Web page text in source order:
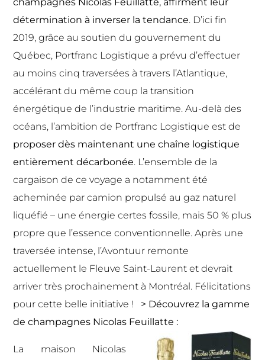
détermination à inverser la tendance. D’ici fin
2019, grâce au soutien du gouvernement du
Québec, Portfranc Logistique a prévu d’effectuer
au moins cinq traversées à travers l’Atlantique,
accélérant du même coup la transition
énergétique de l’industrie maritime. Au-delà des
océans, l’ambition de Portfranc Logistique est de
proposer dès maintenant une chaîne logistique
entièrement décarbonée. L’ensemble de la
cargaison de ce voyage a notamment été
acheminée par camion propulsé au gaz naturel
liquéfié – une énergie certes fossile, mais 50 % plus
propre que l’essence conventionnelle. Après une
traversée intense, l’Avontuur remonte
actuellement le Fleuve Saint-Laurent et devrait
arriver très prochainement à Montréal. Félicitations
pour cette belle initiative ! > Découvrez la gamme
de champagnes Nicolas Feuillatte :
La maison Nicolas